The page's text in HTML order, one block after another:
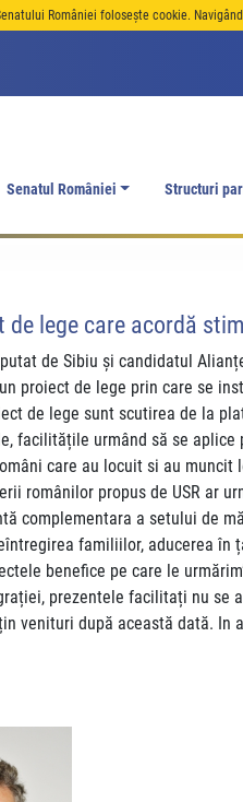
României folosește cookie.
Senatul României Structuri
de lege care acordă
de Sibiu și candidatul
proiect de lege prin care se
de lege sunt scutirea de la
facilitățile urmând să se
care au locuit si au
românilor propus de USR ar
complementara a setului de
familiilor, aducerea
benefice pe care le
prezentele facilitați nu se
venituri după această dată.